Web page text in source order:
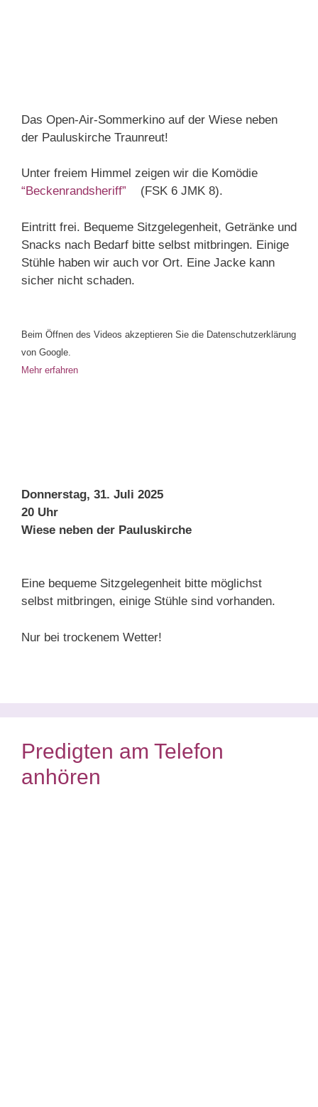
Das Open-Air-Sommerkino auf der Wiese neben
der Pauluskirche Traunreut!
Unter freiem Himmel zeigen wir die Komödie
“Beckenrandsheriff”
(FSK 6 JMK 8).
Eintritt frei. Bequeme Sitzgelegenheit, Getränke und
Snacks nach Bedarf bitte selbst mitbringen. Einige
Stühle haben wir auch vor Ort. Eine Jacke kann
sicher nicht schaden.
Beim Öffnen des Videos akzeptieren Sie die Datenschutzerklärung
von Google.
Mehr erfahren
Donnerstag, 31. Juli 2025
20 Uhr
Wiese neben der Pauluskirche
Eine bequeme Sitzgelegenheit bitte möglichst
selbst mitbringen, einige Stühle sind vorhanden.
Nur bei trockenem Wetter!
Predigten am Telefon
anhören